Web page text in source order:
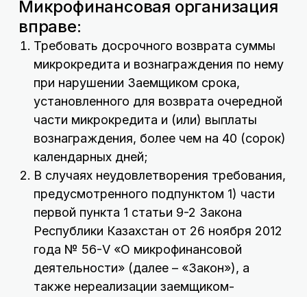
Микрофинансовая организация
вправе:
Требовать досрочного возврата суммы
микрокредита и вознаграждения по нему
при нарушении Заемщиком срока,
установленного для возврата очередной
части микрокредита и (или) выплаты
вознаграждения, более чем на 40 (сорок)
календарных дней;
В случаях неудовлетворения требования,
предусмотренного подпунктом 1) части
первой пункта 1 статьи 9-2 Закона
Республики Казахстан от 26 ноября 2012
года № 56-V «О микрофинансовой
деятельности» (далее – «Закон»), а
также нереализации заемщиком-